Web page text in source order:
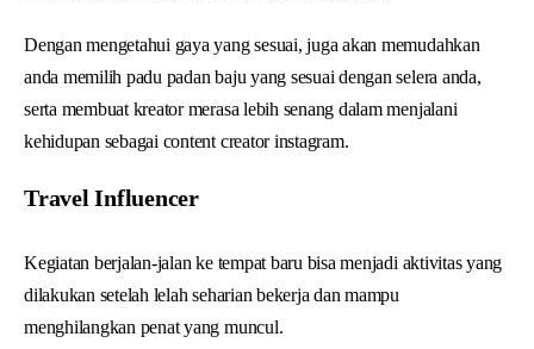
Dengan mengetahui gaya yang sesuai, juga akan memudahkan
anda memilih padu padan baju yang sesuai dengan selera anda,
serta membuat kreator merasa lebih senang dalam menjalani
kehidupan sebagai content creator instagram.
Travel Influencer
Kegiatan berjalan-jalan ke tempat baru bisa menjadi aktivitas yang
dilakukan setelah lelah seharian bekerja dan mampu
menghilangkan penat yang muncul.